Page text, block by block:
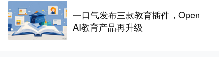
一口气发布三款教育插件，Open
AI教育产品再升级